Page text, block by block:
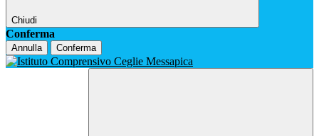
Chiudi
Conferma
Annulla Conferma